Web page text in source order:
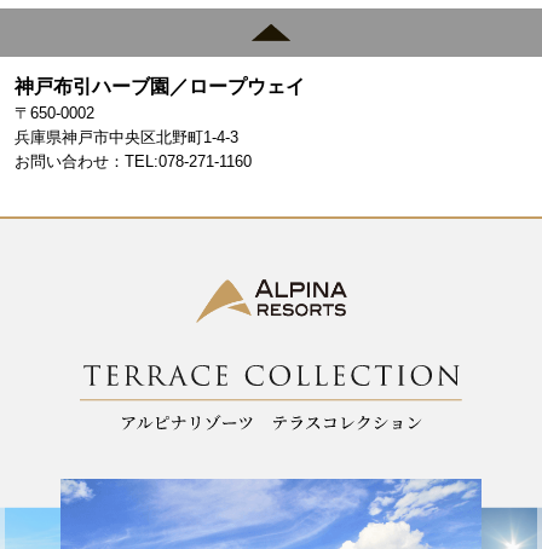
e
k
gr
神戸布引ハーブ園／ロープウェイ
〒650-0002
兵庫県神戸市中央区北野町1-4-3
お問い合わせ：TEL:078-271-1160